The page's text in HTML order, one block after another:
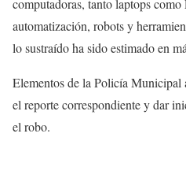
computadoras, tanto laptops como
automatización, robots y
lo sustraído ha sido estimado en
Elementos de la Policía Municipal
el reporte correspondiente y dar
el robo.